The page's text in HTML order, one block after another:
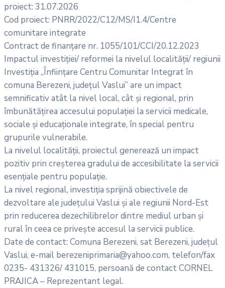
proiect: 31.07.2026
Cod proiect: PNRR/2022/C12/MS/I1.4/Centre
comunitare integrate
Contract de finanțare nr. 1055/101/CCI/20.12.2023
Impactul investiției/ reformei la nivelul localității/ regiunii
Investiția „Înființare Centru Comunitar Integrat în
comuna Berezeni, județul Vaslui” are un impact
semnificativ atât la nivel local, cât și regional, prin
îmbunătățirea accesului populației la servicii medicale,
sociale și educaționale integrate, în special pentru
grupurile vulnerabile.
La nivelul localității, proiectul generează un impact
pozitiv prin creșterea gradului de accesibilitate la servicii
esențiale pentru populație.
La nivel regional, investiția sprijină obiectivele de
dezvoltare ale județului Vaslui și ale regiunii Nord-Est
prin reducerea dezechilibrelor dintre mediul urban și
rural în ceea ce privește accesul la servicii publice.
Date de contact: Comuna Berezeni, sat Berezeni, județul
Vaslui, e-mail berezeniprimaria@yahoo.com, telefon/fax
0235- 431326/ 431015, persoană de contact CORNEL
PRAJICA – Reprezentant legal.